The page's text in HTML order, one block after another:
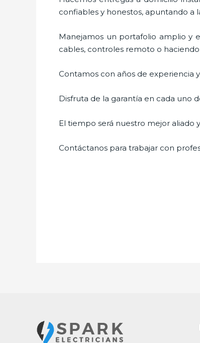
confiables y honestos, apuntando a
Manejamos un portafolio amplio y
cables, controles remoto o
Contamos con años de experiencia
Disfruta de la garantía en cada uno
El tiempo será nuestro mejor aliado
Contáctanos para trabajar con